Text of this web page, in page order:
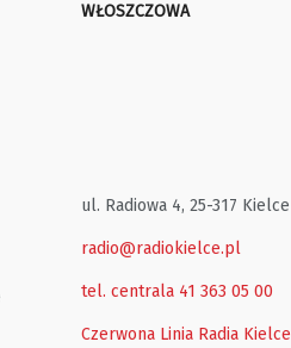
WŁOSZCZOWA
ul. Radiowa 4, 25-317 Kielce
radio@radiokielce.pl
tel. centrala 41 363 05 00
Czerwona Linia Radia Kielce